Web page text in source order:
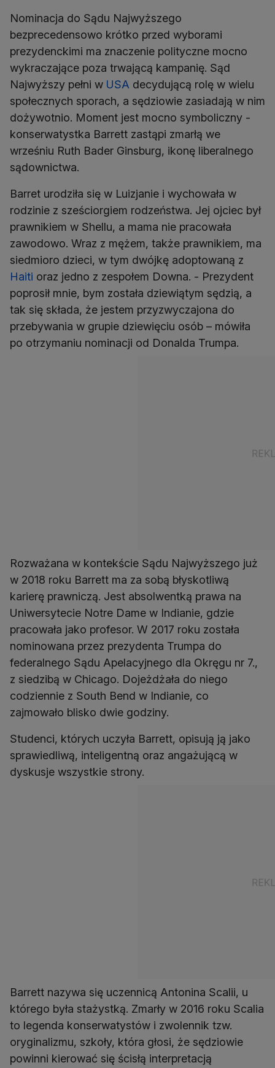
Nominacja do Sądu Najwyższego
bezprecedensowo krótko przed wyborami
prezydenckimi ma znaczenie polityczne mocno
wykraczające poza trwającą kampanię. Sąd
Najwyższy pełni w USA decydującą rolę w wielu
społecznych sporach, a sędziowie zasiadają w nim
dożywotnio. Moment jest mocno symboliczny -
konserwatystka Barrett zastąpi zmarłą we
wrześniu Ruth Bader Ginsburg, ikonę liberalnego
sądownictwa.
Barret urodziła się w Luizjanie i wychowała w
rodzinie z sześciorgiem rodzeństwa. Jej ojciec był
prawnikiem w Shellu, a mama nie pracowała
zawodowo. Wraz z mężem, także prawnikiem, ma
siedmioro dzieci, w tym dwójkę adoptowaną z
Haiti oraz jedno z zespołem Downa. - Prezydent
poprosił mnie, bym została dziewiątym sędzią, a
tak się składa, że jestem przyzwyczajona do
przebywania w grupie dziewięciu osób – mówiła
po otrzymaniu nominacji od Donalda Trumpa.
Rozważana w kontekście Sądu Najwyższego już
w 2018 roku Barrett ma za sobą błyskotliwą
karierę prawniczą. Jest absolwentką prawa na
Uniwersytecie Notre Dame w Indianie, gdzie
pracowała jako profesor. W 2017 roku została
nominowana przez prezydenta Trumpa do
federalnego Sądu Apelacyjnego dla Okręgu nr 7.,
z siedzibą w Chicago. Dojeżdżała do niego
codziennie z South Bend w Indianie, co
zajmowało blisko dwie godziny.
Studenci, których uczyła Barrett, opisują ją jako
sprawiedliwą, inteligentną oraz angażującą w
dyskusje wszystkie strony.
Barrett nazywa się uczennicą Antonina Scalii, u
którego była stażystką. Zmarły w 2016 roku Scalia
to legenda konserwatystów i zwolennik tzw.
oryginalizmu, szkoły, która głosi, że sędziowie
powinni kierować się ścisłą interpretacją